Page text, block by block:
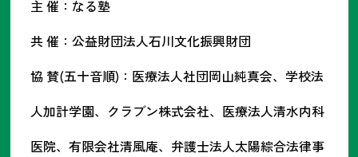
主 催：なる塾
共 催：公益財団法人石川文化振興財団
協 賛(五十音順)：医療法人社団岡山純真会、学校法
人加計学園、クラブン株式会社、医療法人清水内科
医院、有限会社清風庵、弁護士法人太陽綜合法律事